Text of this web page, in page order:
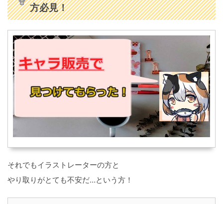
方必見！
それでもイラストレーターの方と
やり取りがとても不安だ…という方！